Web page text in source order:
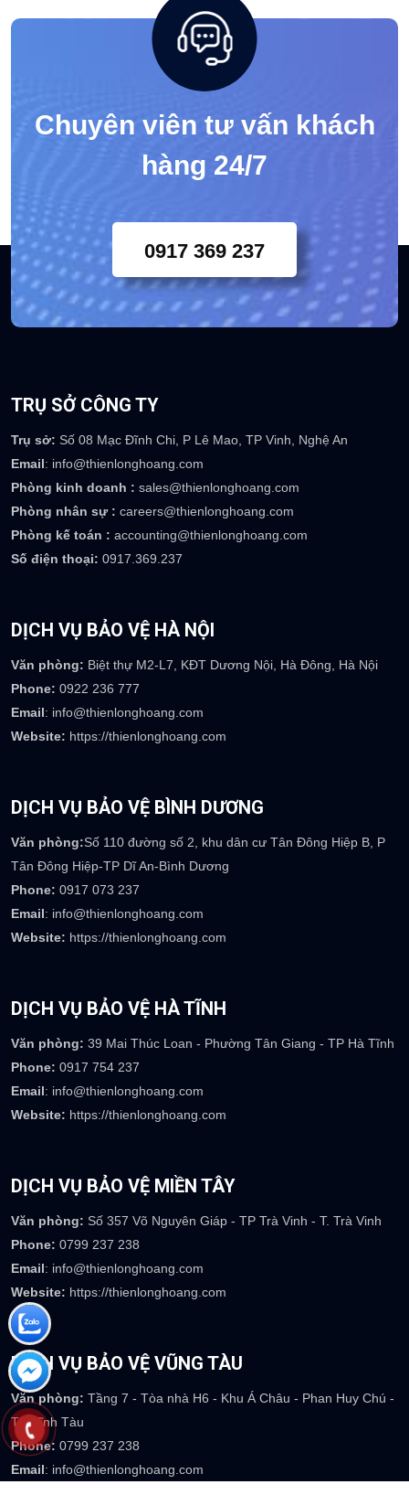
Chuyên viên tư vấn khách
hàng 24/7
0917 369 237
TRỤ SỞ CÔNG TY
Trụ sở: Số 08 Mạc Đĩnh Chi, P Lê Mao, TP Vinh, Nghệ An
Email: info@thienlonghoang.com
Phòng kinh doanh : sales@thienlonghoang.com
Phòng nhân sự : careers@thienlonghoang.com
Phòng kế toán : accounting@thienlonghoang.com
Số điện thoại: 0917.369.237
DỊCH VỤ BẢO VỆ HÀ NỘI
Văn phòng: Biệt thự M2-L7, KĐT Dương Nội, Hà Đông, Hà Nội
Phone: 0922 236 777
Email: info@thienlonghoang.com
Website: https://thienlonghoang.com
DỊCH VỤ BẢO VỆ BÌNH DƯƠNG
Văn phòng:Số 110 đường số 2, khu dân cư Tân Đông Hiệp B, P
Tân Đông Hiệp-TP Dĩ An-Bình Dương
Phone: 0917 073 237
Email: info@thienlonghoang.com
Website: https://thienlonghoang.com
DỊCH VỤ BẢO VỆ HÀ TĨNH
Văn phòng: 39 Mai Thúc Loan - Phường Tân Giang - TP Hà Tĩnh
Phone: 0917 754 237
Email: info@thienlonghoang.com
Website: https://thienlonghoang.com
DỊCH VỤ BẢO VỆ MIỀN TÂY
Văn phòng: Số 357 Võ Nguyên Giáp - TP Trà Vinh - T. Trà Vinh
Phone: 0799 237 238
Email: info@thienlonghoang.com
Website: https://thienlonghoang.com
DỊCH VỤ BẢO VỆ VŨNG TÀU
Văn phòng: Tầng 7 - Tòa nhà H6 - Khu Á Châu - Phan Huy Chú -
TP Vĩnh Tàu
Phone: 0799 237 238
Email: info@thienlonghoang.com